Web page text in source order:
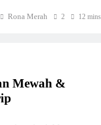
Rona Merah 2 12 mins
Mewah &